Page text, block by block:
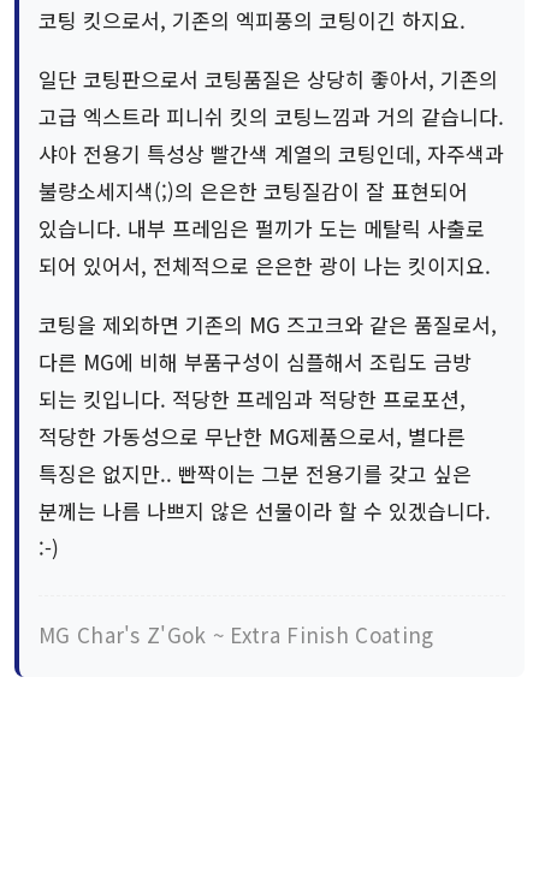
코팅 킷으로서, 기존의 엑피풍의 코팅이긴 하지요.
일단 코팅판으로서 코팅품질은 상당히 좋아서, 기존의
고급 엑스트라 피니쉬 킷의 코팅느낌과 거의 같습니다.
샤아 전용기 특성상 빨간색 계열의 코팅인데, 자주색과
불량소세지색(;)의 은은한 코팅질감이 잘 표현되어
있습니다. 내부 프레임은 펄끼가 도는 메탈릭 사출로
되어 있어서, 전체적으로 은은한 광이 나는 킷이지요.
코팅을 제외하면 기존의 MG 즈고크와 같은 품질로서,
다른 MG에 비해 부품구성이 심플해서 조립도 금방
되는 킷입니다. 적당한 프레임과 적당한 프로포션,
적당한 가동성으로 무난한 MG제품으로서, 별다른
특징은 없지만.. 빤짝이는 그분 전용기를 갖고 싶은
분께는 나름 나쁘지 않은 선물이라 할 수 있겠습니다.
:-)
MG Char's Z'Gok ~ Extra Finish Coating